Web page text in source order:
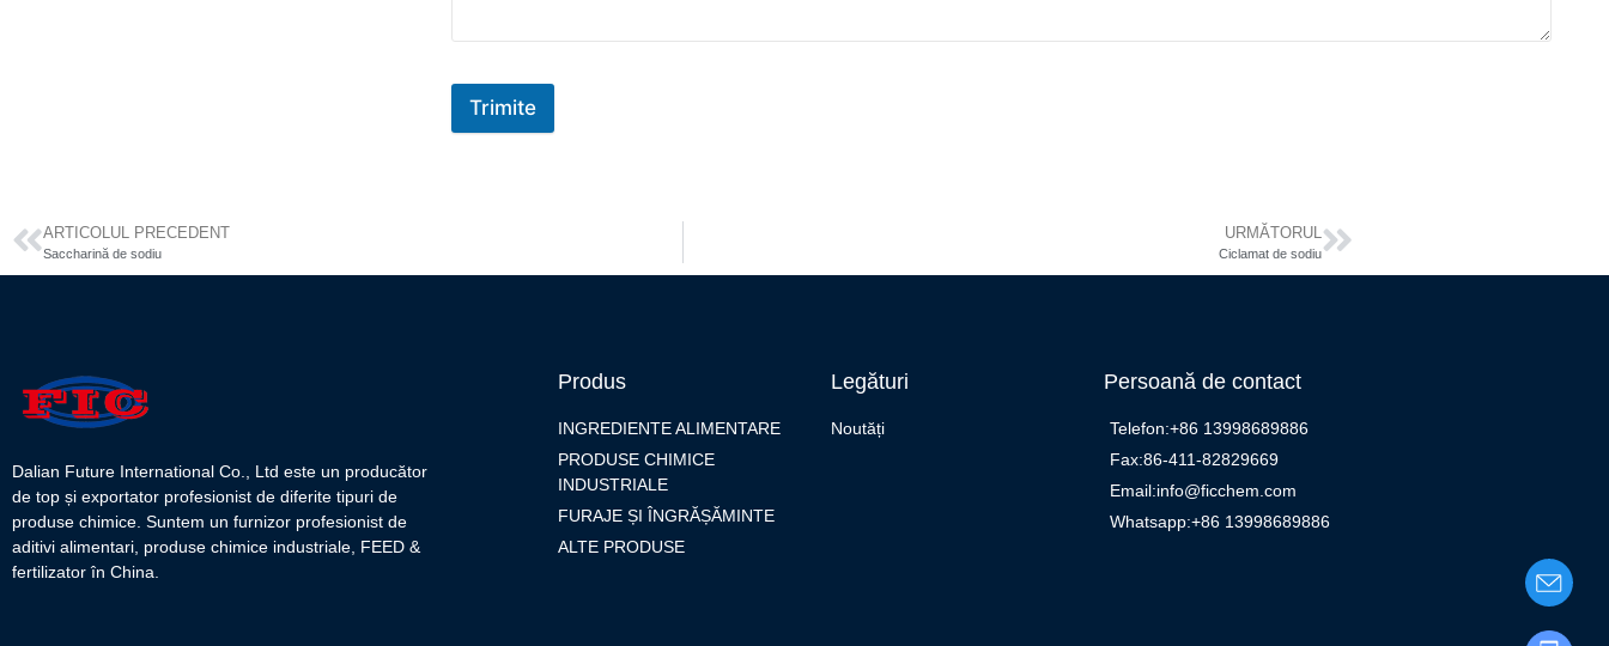
Trimite
ARTICOLUL PRECEDENT
Saccharină de sodiu
URMĂTORUL
Ciclamat de sodiu
Dalian Future International Co., Ltd este un producător
de top și exportator profesionist de diferite tipuri de
produse chimice. Suntem un furnizor profesionist de
aditivi alimentari, produse chimice industriale, FEED &
fertilizator în China.
Produs
INGREDIENTE ALIMENTARE
PRODUSE CHIMICE
INDUSTRIALE
FURAJE ȘI ÎNGRĂȘĂMINTE
ALTE PRODUSE
Legături
Noutăți
Persoană de contact
Telefon:+86 13998689886
Fax:86-411-82829669
Email:info@ficchem.com
Whatsapp:+86 13998689886